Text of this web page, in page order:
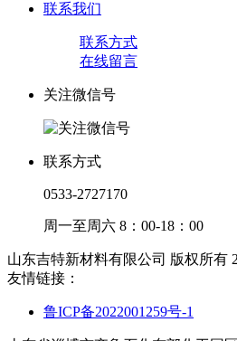
联系我们
联系方式
在线留言
关注微信号
联系方式
0533-2727170
周一至周六 8：00-18：00
山东吉特新材料有限公司 版权所有
友情链接：
鲁ICP备2022001259号-1